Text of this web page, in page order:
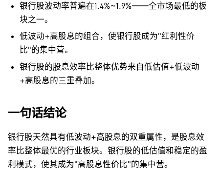
银行股波动率普遍在1.4%~1.9%——全市场最低的板
块之一。
低波动+高股息的组合，使银行股成为"红利性价
比"的集中营。
银行股的股息效率比整体优势来自低估值+低波动
+高股息的三重叠加。
一句话结论
银行股天然具有低波动+高股息的双重属性，是股息效
率比整体最优的行业板块。银行股的低估值和稳定的盈
利模式，使其成为"高股息性价比"的集中营。